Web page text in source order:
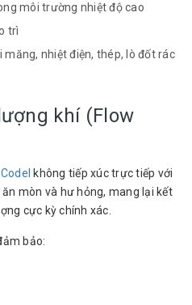
môi trường nhiệt độ cao
trì
măng, nhiệt điện, thép, lò đốt rác
khí (Flow
không tiếp xúc trực tiếp với
mòn và hư hỏng, mang lại kết
cực kỳ chính xác.
bảo: